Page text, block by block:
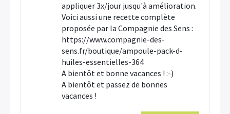
appliquer 3x/jour jusqu'à amélioration.
Voici aussi une recette complète
proposée par la Compagnie des Sens :
https://www.compagnie-des-
sens.fr/boutique/ampoule-pack-d-
huiles-essentielles-364
A bientôt et bonne vacances ! :-)
A bientôt et passez de bonnes
vacances !